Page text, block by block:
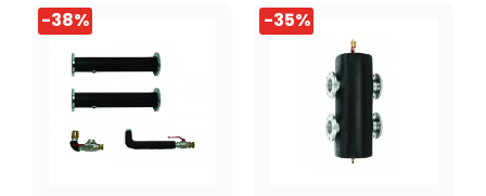
-38%
El
precio
original
era:
$3.239.990.
El
precio
actual
es:
$1.999.990.
-35%
El
precio
original
$3.999.990.
El
precio
actual
$2.589.990.